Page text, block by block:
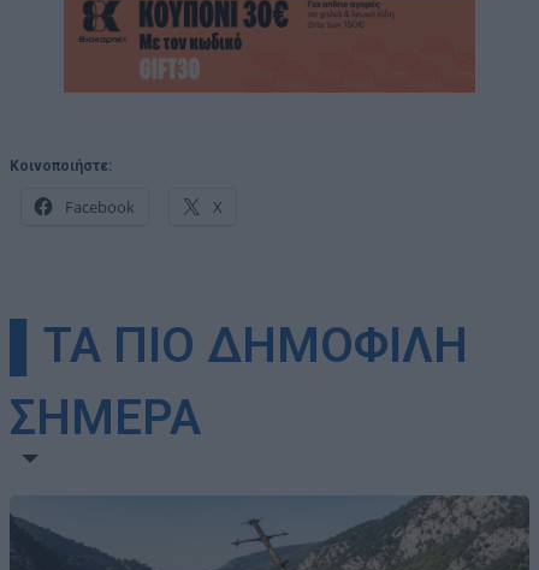
Κοινοποιήστε:
Facebook X
▌ΤΑ ΠΙΟ ΔΗΜΟΦΙΛΗ
ΣΗΜΕΡΑ